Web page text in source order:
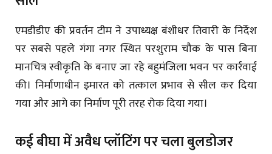
एमडीडीए की प्रवर्तन टीम ने उपाध्यक्ष बंशीधर तिवारी के निर्देश
पर सबसे पहले गंगा नगर स्थित परशुराम चौक के पास बिना
मानचित्र स्वीकृति के बनाए जा रहे बहुमंजिला भवन पर कार्रवाई
की। निर्माणाधीन इमारत को तत्काल प्रभाव से सील कर दिया
गया और आगे का निर्माण पूरी तरह रोक दिया गया।
कई बीघा में अवैध प्लॉटिंग पर चला बुलडोजर